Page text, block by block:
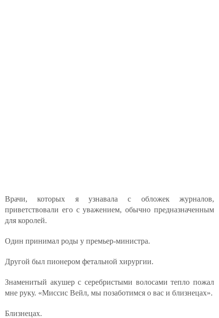
Врачи, которых я узнавала с обложек журналов,
приветствовали его с уважением, обычно предназначенным
для королей.
Один принимал роды у премьер-министра.
Другой был пионером фетальной хирургии.
Знаменитый акушер с серебристыми волосами тепло пожал
мне руку. «Миссис Вейл, мы позаботимся о вас и близнецах».
Близнецах.